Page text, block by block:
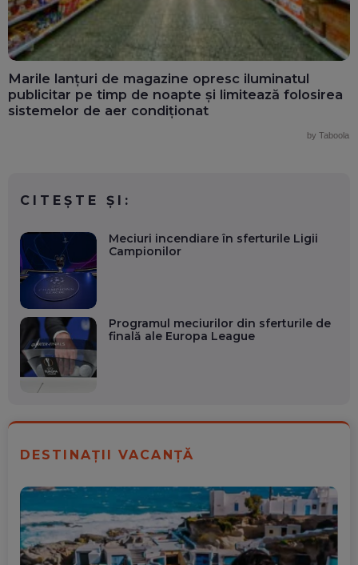
Marile lanțuri de magazine opresc iluminatul
publicitar pe timp de noapte și limitează folosirea
sistemelor de aer condiționat
by Taboola
CITEȘTE ȘI:
Meciuri incendiare în sferturile Ligii
Campionilor
Programul meciurilor din sferturile de
finală ale Europa League
DESTINAȚII VACANȚĂ